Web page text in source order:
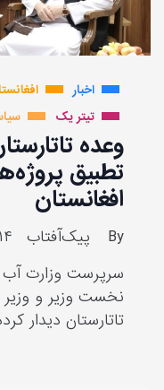
اخبار
تیتر یک
وعده
تطبیق
افغانستان
By پیک‌آفتاب
۱۴ اسد ۱۴۰۴
سرپرست وزارت آب
نخست وزیر و
تاتارستان دیدار کرده